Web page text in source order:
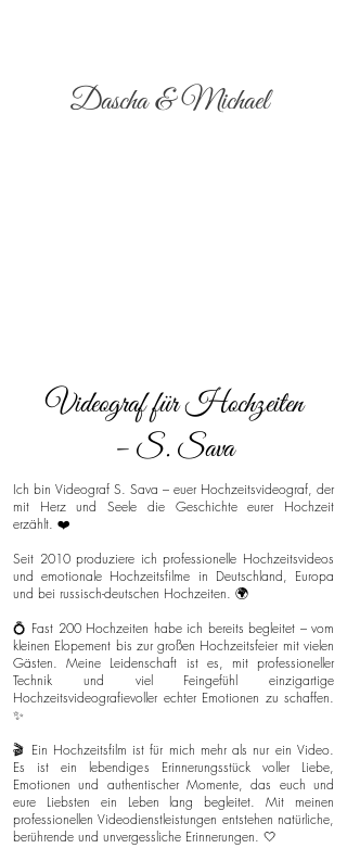
Dascha & Michael
Videograf für Hochzeiten
– S. Sava
Ich bin Videograf S. Sava – euer Hochzeitsvideograf, der
mit Herz und Seele die Geschichte eurer Hochzeit
erzählt. ❤️
Seit 2010 produziere ich professionelle Hochzeitsvideos
und emotionale Hochzeitsfilme in Deutschland, Europa
und bei russisch-deutschen Hochzeiten. 🌍
💍 Fast 200 Hochzeiten habe ich bereits begleitet – vom
kleinen Elopement bis zur großen Hochzeitsfeier mit vielen
Gästen. Meine Leidenschaft ist es, mit professioneller
Technik und viel Feingefühl einzigartige
Hochzeitsvideografievoller echter Emotionen zu schaffen.
✨
🎬 Ein Hochzeitsfilm ist für mich mehr als nur ein Video.
Es ist ein lebendiges Erinnerungsstück voller Liebe,
Emotionen und authentischer Momente, das euch und
eure Liebsten ein Leben lang begleitet. Mit meinen
professionellen Videodienstleistungen entstehen natürliche,
berührende und unvergessliche Erinnerungen. 🤍